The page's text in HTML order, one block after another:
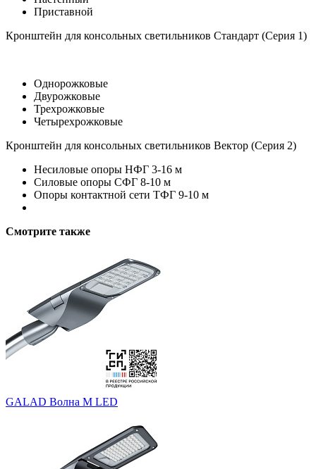
Приставной
Кронштейн для консольных светильников Стандарт (Серия 1)
Однорожковые
Двурожковые
Трехрожковые
Четырехрожковые
Кронштейн для консольных светильников Вектор (Серия 2)
Несиловые опоры НФГ 3-16 м
Силовые опоры СФГ 8-10 м
Опоры контактной сети ТФГ 9-10 м
Смотрите также
GALAD Волна M LED